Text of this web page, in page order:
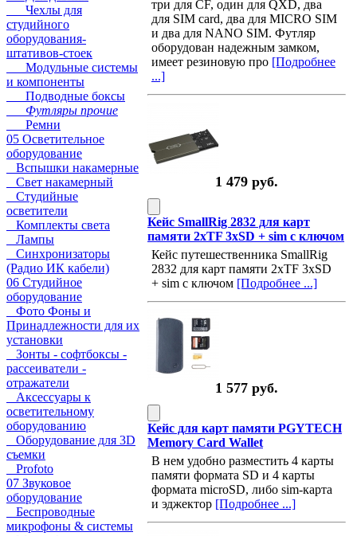
Чехлы для
студийного
оборудования-
штативов-стоек
Модульные системы
и компоненты
Подводные боксы
Футляры прочие
Ремни
05 Осветительное
оборудование
Вспышки накамерные
Свет накамерный
Студийные
осветители
Комплекты света
Лампы
Синхронизаторы
(Радио ИК кабели)
06 Студийное
оборудование
Фото Фоны и
Принадлежности для их
установки
Зонты - софтбоксы -
рассеиватели -
отражатели
Аксессуары к
осветительному
оборудованию
Оборудование для 3D
съемки
Profoto
07 Звуковое
оборудование
Беспроводные
микрофоны & системы
три для CF, один для QXD, два
для SIM сard, два для MICRO SIM
и два для NANO SIM. Футляр
оборудован надежным замком,
имеет резиновую про [Подробнее
...]
1 479 руб.
Кейс SmallRig 2832 для карт
памяти 2xTF 3xSD + sim с ключом
Кейс путешественника SmallRig
2832 для карт памяти 2xTF 3xSD
+ sim с ключом [Подробнее ...]
1 577 руб.
Кейс для карт памяти PGYTECH
Memory Card Wallet
В нем удобно разместить 4 карты
памяти формата SD и 4 карты
формата microSD, либо sim-карта
и эджектор [Подробнее ...]